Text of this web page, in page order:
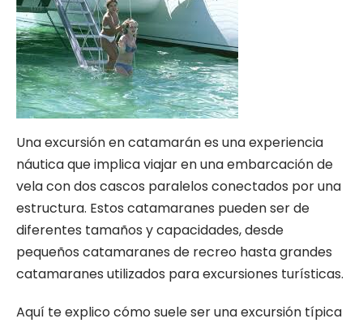
Una excursión en catamarán es una experiencia
náutica que implica viajar en una embarcación de
vela con dos cascos paralelos conectados por una
estructura. Estos catamaranes pueden ser de
diferentes tamaños y capacidades, desde
pequeños catamaranes de recreo hasta grandes
catamaranes utilizados para excursiones turísticas.
Aquí te explico cómo suele ser una excursión típica